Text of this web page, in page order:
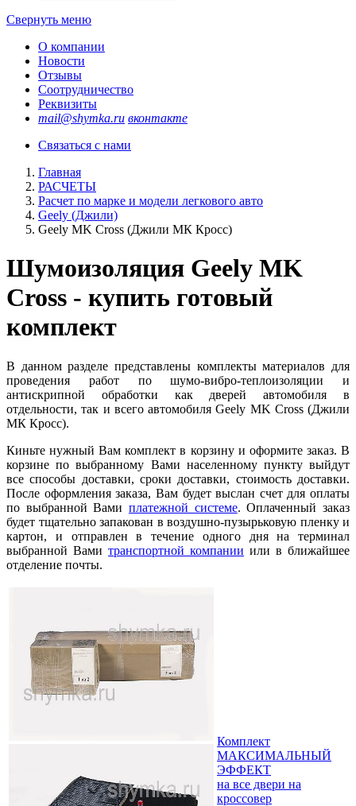
Свернуть меню
О компании
Новости
Отзывы
Соотрудничество
Реквизиты
mail@shymka.ru вконтакте
Связаться с нами
Главная
РАСЧЕТЫ
Расчет по марке и модели легкового авто
Geely (Джили)
Geely MK Cross (Джили МК Кросс)
Шумоизоляция Geely MK
Cross - купить готовый
комплект
В данном разделе представлены комплекты материалов для
проведения работ по шумо-вибро-теплоизоляции и
антискрипной обработки как дверей автомобиля в
отдельности, так и всего автомобиля Geely MK Cross (Джили
МК Кросс).
Киньте нужный Вам комплект в корзину и оформите заказ. В
корзине по выбранному Вами населенному пункту выйдут
все способы доставки, сроки доставки, стоимость доставки.
После оформления заказа, Вам будет выслан счет для оплаты
по выбранной Вами платежной системе. Оплаченный заказ
будет тщательно запакован в воздушно-пузырьковую пленку и
картон, и отправлен в течение одного дня на терминал
выбранной Вами транспортной компании или в ближайшее
отделение почты.
Комплект
МАКСИМАЛЬНЫЙ
ЭФФЕКТ
на все двери на
кроссовер